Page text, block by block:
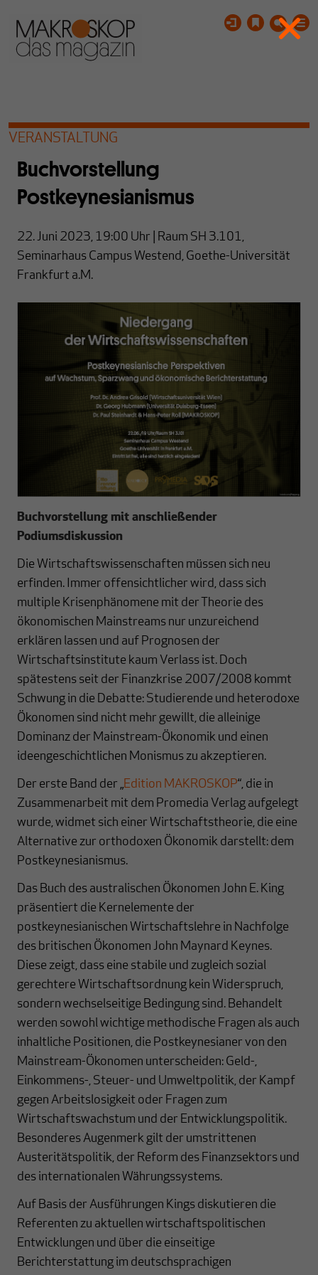
VERANSTALTUNG
Buchvorstellung
Postkeynesianismus
22. Juni 2023, 19:00 Uhr | Raum SH 3.101,
Seminarhaus Campus Westend, Goethe-Universität
Frankfurt a.M.
Buchvorstellung mit anschließender
Podiumsdiskussion
Die Wirtschaftswissenschaften müssen sich neu
erfinden. Immer offensichtlicher wird, dass sich
multiple Krisenphänomene mit der Theorie des
ökonomischen Mainstreams nur unzureichend
erklären lassen und auf Prognosen der
Wirtschaftsinstitute kaum Verlass ist. Doch
spätestens seit der Finanzkrise 2007/2008 kommt
Schwung in die Debatte: Studierende und heterodoxe
Ökonomen sind nicht mehr gewillt, die alleinige
Dominanz der Mainstream-Ökonomik und einen
ideengeschichtlichen Monismus zu akzeptieren.
Der erste Band der „Edition MAKROSKOP“, die in
Zusammenarbeit mit dem Promedia Verlag aufgelegt
wurde, widmet sich einer Wirtschaftstheorie, die eine
Alternative zur orthodoxen Ökonomik darstellt: dem
Postkeynesianismus.
Das Buch des australischen Ökonomen John E. King
präsentiert die Kernelemente der
postkeynesianischen Wirtschaftslehre in Nachfolge
des britischen Ökonomen John Maynard Keynes.
Diese zeigt, dass eine stabile und zugleich sozial
gerechtere Wirtschaftsordnung kein Widerspruch,
sondern wechselseitige Bedingung sind. Behandelt
werden sowohl wichtige methodische Fragen als auch
inhaltliche Positionen, die Postkeynesianer von den
Mainstream-Ökonomen unterscheiden: Geld-,
Einkommens-, Steuer- und Umweltpolitik, der Kampf
gegen Arbeitslosigkeit oder Fragen zum
Wirtschaftswachstum und der Entwicklungspolitik.
Besonderes Augenmerk gilt der umstrittenen
Austeritätspolitik, der Reform des Finanzsektors und
des internationalen Währungssystems.
Auf Basis der Ausführungen Kings diskutieren die
Referenten zu aktuellen wirtschaftspolitischen
Entwicklungen und über die einseitige
Berichterstattung im deutschsprachigen